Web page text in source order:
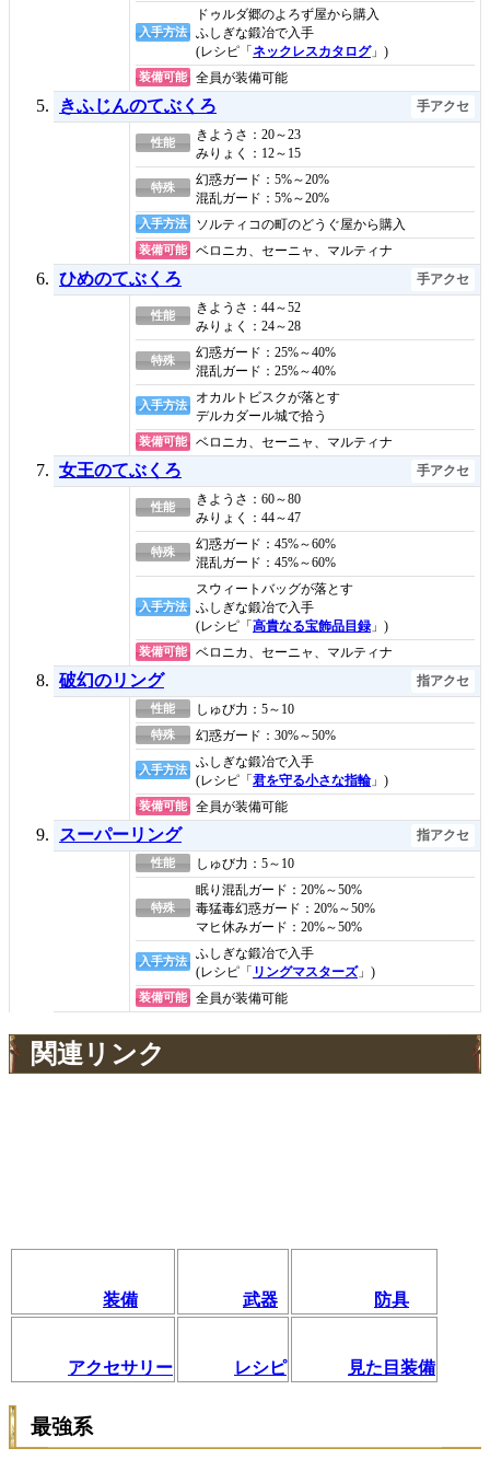
入手方法
ドゥルダ郷のよろず屋から購入
ふしぎな鍛冶で入手
(レシピ「ネックレスカタログ」)
装備可能 全員が装備可能
きふじんのてぶくろ 手アクセ
性能
きようさ：20～23
みりょく：12～15
特殊
幻惑ガード：5%～20%
混乱ガード：5%～20%
入手方法 ソルティコの町のどうぐ屋から購入
装備可能 ベロニカ、セーニャ、マルティナ
ひめのてぶくろ 手アクセ
性能
きようさ：44～52
みりょく：24～28
特殊
幻惑ガード：25%～40%
混乱ガード：25%～40%
入手方法
オカルトビスクが落とす
デルカダール城で拾う
装備可能 ベロニカ、セーニャ、マルティナ
女王のてぶくろ 手アクセ
性能
きようさ：60～80
みりょく：44～47
特殊
幻惑ガード：45%～60%
混乱ガード：45%～60%
入手方法
スウィートバッグが落とす
ふしぎな鍛冶で入手
(レシピ「高貴なる宝飾品目録」)
装備可能 ベロニカ、セーニャ、マルティナ
破幻のリング 指アクセ
性能 しゅび力：5～10
特殊 幻惑ガード：30%～50%
入手方法
ふしぎな鍛冶で入手
(レシピ「君を守る小さな指輪」)
装備可能 全員が装備可能
スーパーリング 指アクセ
性能 しゅび力：5～10
特殊
眠り混乱ガード：20%～50%
毒猛毒幻惑ガード：20%～50%
マヒ休みガード：20%～50%
入手方法
ふしぎな鍛冶で入手
(レシピ「 リングマスターズ」)
装備可能 全員が装備可能
関連リンク
装備 武器 防具
アクセサリー レシピ 見た目装備
最強系